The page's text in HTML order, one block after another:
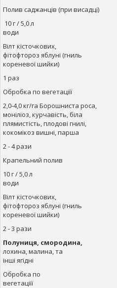
Полив саджанців (при висадці)
10 г / 5,0 л
води
Вілт кісточкових,
фітофтороз яблуні (гниль
кореневої шийки)
1 раз
Обробка по вегетаціїї
2,0-4,0 кг/га Борошниста роса,
моніліоз, курчавість, біла
плямистість, плодові гнилі,
кокомікоз вишні, парша
2 - 4 рази
Крапельний полив
10 г / 5,0 л
води
Вілт кісточкових,
фітофтороз яблуні (гниль
кореневої шийки)
2 - 3 рази
Полуниця, смородина,
лохина, малина, та
інші ягідні
Обробка по
вегетаціїї